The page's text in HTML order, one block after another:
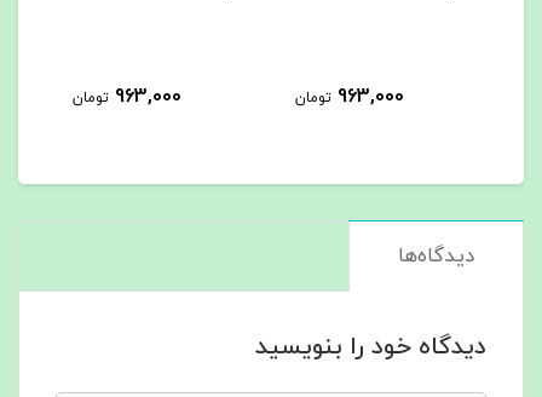
963,000 تومان 963,000 تومان
دیدگاه‌ها
دیدگاه خود را بنویسید